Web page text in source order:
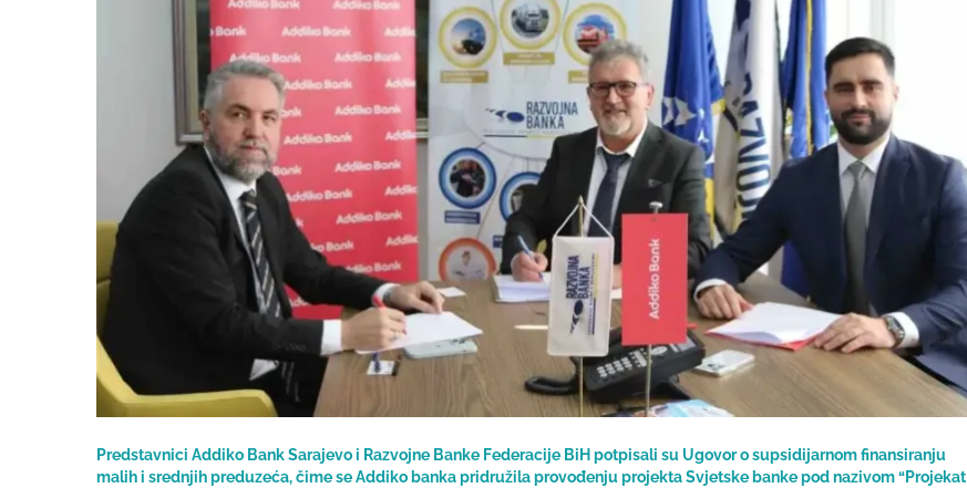
Predstavnici Addiko Bank Sarajevo i Razvojne Banke Federacije BiH potpisali su Ugovor o supsidijarnom finansiranju
malih i srednjih preduzeća, čime se Addiko banka pridružila provođenju projekta Svjetske banke pod nazivom“Projekat